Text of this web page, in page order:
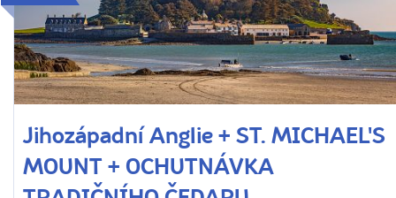
Jihozápadní Anglie + ST. MICHAEL'S
MOUNT + OCHUTNÁVKA